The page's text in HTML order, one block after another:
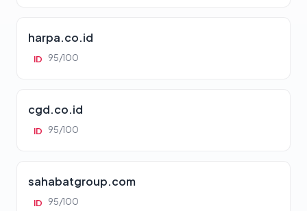
harpa.co.id
ID 95/100
cgd.co.id
ID 95/100
sahabatgroup.com
ID 95/100